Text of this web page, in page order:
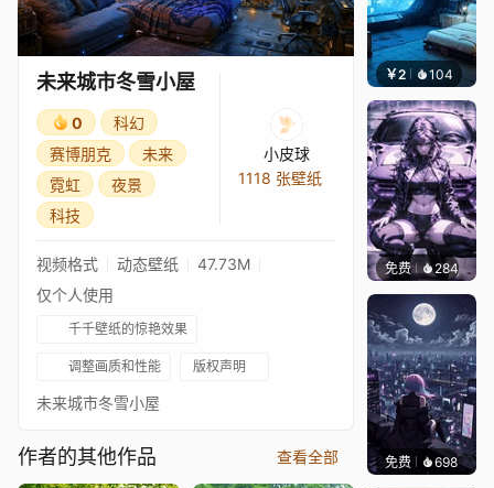
未来城市冬雪小屋
0
科幻
赛博朋克
未来
霓虹
夜景
科技
小皮球
1118 张壁纸
视频格式 动态壁纸
47.73M
仅个人使用
千千壁纸的惊艳效果
调整画质和性能 版权声明
未来城市冬雪小屋
作者的其他作品 查看全部
￥2 104 小皮
免费 284Ado
免费 698鲨鲨啊